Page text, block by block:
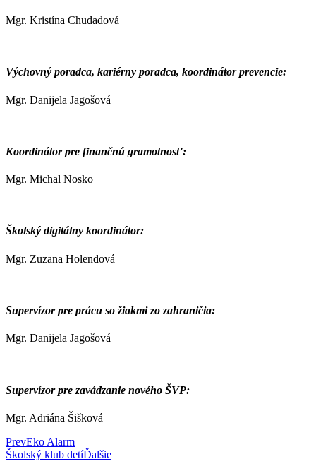
Mgr. Kristína Chudadová
Výchovný poradca, kariérny poradca, koordinátor prevencie:
Mgr. Danijela Jagošová
Koordinátor pre finančnú gramotnosť:
Mgr. Michal Nosko
Školský digitálny koordinátor:
Mgr. Zuzana Holendová
Supervízor pre prácu so žiakmi zo zahraničia:
Mgr. Danijela Jagošová
Supervízor pre zavádzanie nového ŠVP:
Mgr. Adriána Šišková
PrevEko Alarm
Školský klub detíĎalšie